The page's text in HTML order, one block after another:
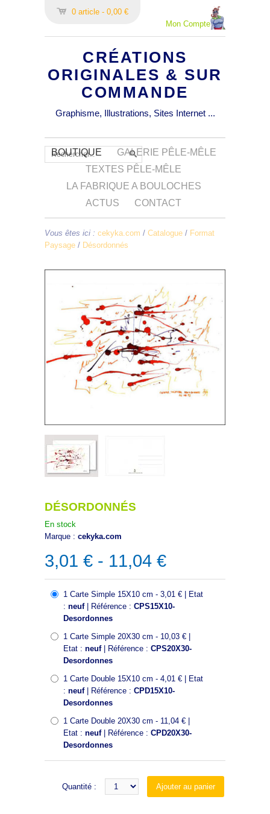
0 article - 0,00 €
Mon Compte
CRÉATIONS
ORIGINALES & SUR
COMMANDE
Graphisme, Illustrations, Sites Internet ...
BOUTIQUE
GALERIE PÊLE-MÊLE
TEXTES PÊLE-MÊLE
LA FABRIQUE A BOULOCHES
ACTUS
CONTACT
Vous êtes ici : cekyka.com / Catalogue / Format
Paysage / Désordonnés
DÉSORDONNÉS
En stock
Marque : cekyka.com
3,01 € - 11,04 €
1 Carte Simple 15X10 cm - 3,01 € | Etat
: neuf| Référence : CPS15X10-
Desordonnes
1 Carte Simple 20X30 cm - 10,03 € |
Etat : neuf| Référence : CPS20X30-
Desordonnes
1 Carte Double 15X10 cm - 4,01 € | Etat
: neuf| Référence : CPD15X10-
Desordonnes
1 Carte Double 20X30 cm - 11,04 € |
Etat : neuf| Référence : CPD20X30-
Desordonnes
Quantité :